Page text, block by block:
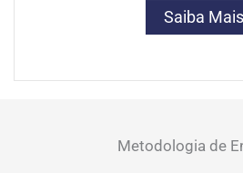
Saiba Mais
Metodologia de